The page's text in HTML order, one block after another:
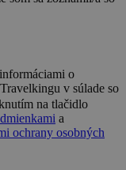
o
v súlade so
na tlačidlo
a
ochrany osobných